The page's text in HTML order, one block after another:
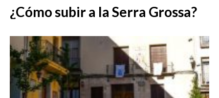
¿Cómo subir a la Serra Grossa?